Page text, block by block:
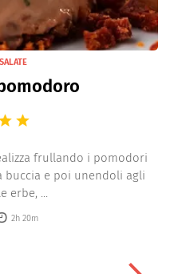
frullando i pomodori
e poi unendoli agli
erbe, ...
2h 20m